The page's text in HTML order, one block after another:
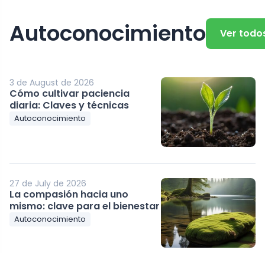
Autoconocimiento Ver
3 de August de 2026
Cómo cultivar paciencia
diaria: Claves y técnicas
Autoconocimiento
27 de July de 2026
La compasión hacia uno
mismo: clave para el bienestar
Autoconocimiento